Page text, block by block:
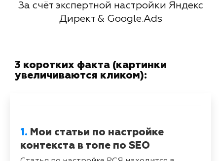
За счёт экспертной настройки Яндекс
Директ & Google.Ads
3 коротких факта (картинки
увеличиваются кликом):
1. Мои статьи по настройке
контекста в топе по SEO